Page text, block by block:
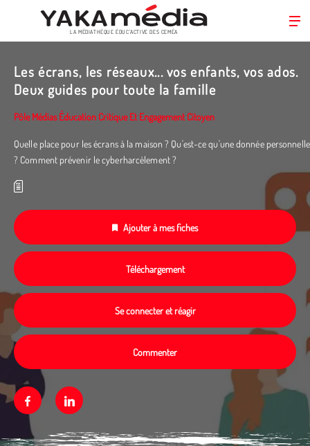
contenu
LA MÉDIATHÈQUE ÉDUC’ACTIVE DES CEMÉA
Les écrans, les réseaux... vos enfants, vos ados.
Deux guides pour toute la famille
Pôle Médias Éducation Critique Et Engagement Citoyen
Quelle place pour les écrans à la maison ? Qu'est-ce qu'une donnée personnelle
? Comment prévenir le cyberharcèlement ?
Ajouter à mes fiches
Téléchargement
Se connecter et réagir
Commenter
FacebookLinkedin